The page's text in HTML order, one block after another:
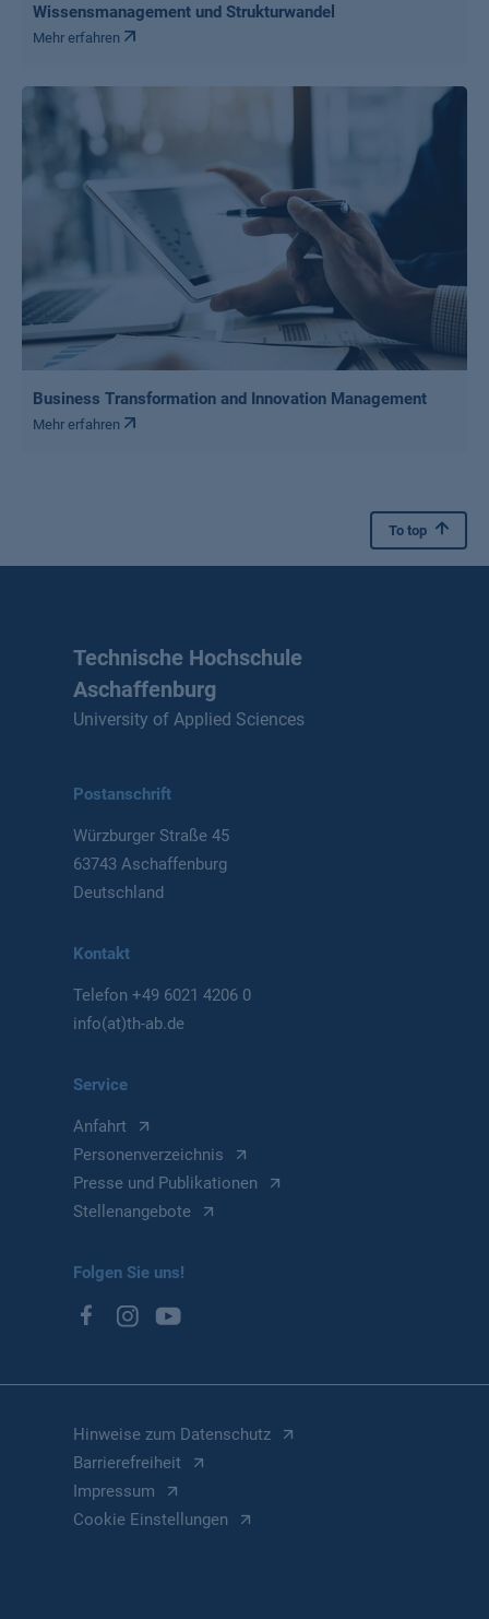
Wissensmanagement und Strukturwandel
Mehr erfahren
Business Transformation and Innovation Management
Mehr erfahren
To top
Technische Hochschule
Aschaffenburg
University of Applied Sciences
Postanschrift
Würzburger Straße 45
63743 Aschaffenburg
Deutschland
Kontakt
Telefon+49 6021 4206 0
info(at)th-ab.de
Service
Anfahrt
Personenverzeichnis
Presse und Publikationen
Stellenangebote
Folgen Sie uns!
Hinweise zum Datenschutz
Barrierefreiheit
Impressum
Cookie Einstellungen